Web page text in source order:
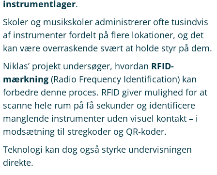
instrumentlager.
Skoler og musikskoler administrerer ofte tusindvis
af instrumenter fordelt på flere lokationer, og det
kan være overraskende svært at holde styr på dem.
Niklas’ projekt undersøger, hvordan RFID-
mærkning (Radio Frequency Identification) kan
forbedre denne proces. RFID giver mulighed for at
scanne hele rum på få sekunder og identificere
manglende instrumenter uden visuel kontakt – i
modsætning til stregkoder og QR‑koder.
Teknologi kan dog også styrke undervisningen
direkte.